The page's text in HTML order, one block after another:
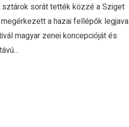
sztárok sorát tették közzé a Sziget
a hazai fellépők legjava
magyar zenei koncepcióját és